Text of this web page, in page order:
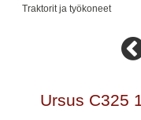
Traktorit ja työkoneet
Ursus C325